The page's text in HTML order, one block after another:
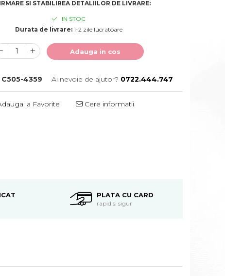
SI STABILIREA DETALIILOR DE LIVRARE:
IN STOC
Durata de livrare:1-2 zile lucratoare
Adauga in cos
C505-4359 Ai nevoie de ajutor? 0722.444.747
la Favorite Cere informatii
PLATA CU CARD
rapid si sigur